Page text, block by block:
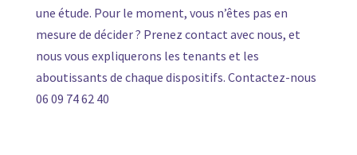
une étude. Pour le moment, vous n’êtes pas en
mesure de décider ? Prenez contact avec nous, et
nous vous expliquerons les tenants et les
aboutissants de chaque dispositifs. Contactez-nous
06 09 74 62 40